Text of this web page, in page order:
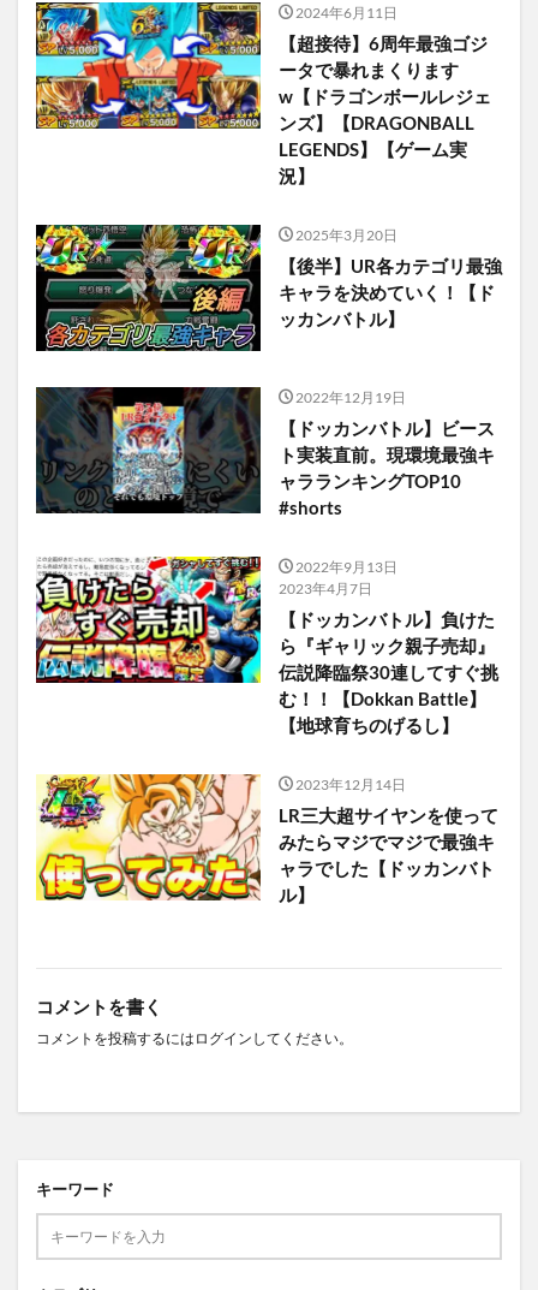
2024年6月11日
【超接待】6周年最強ゴジ
ータで暴れまくります
w【ドラゴンボールレジェ
ンズ】【DRAGONBALL
LEGENDS】【ゲーム実
況】
2025年3月20日
【後半】UR各カテゴリ最強
キャラを決めていく！【ド
ッカンバトル】
2022年12月19日
【ドッカンバトル】ビース
ト実装直前。現環境最強キ
ャラランキングTOP10
#shorts
2022年9月13日
2023年4月7日
【ドッカンバトル】負けた
ら『ギャリック親子売却』
伝説降臨祭30連してすぐ挑
む！！【Dokkan Battle】
【地球育ちのげるし】
2023年12月14日
LR三大超サイヤンを使って
みたらマジでマジで最強キ
ャラでした【ドッカンバト
ル】
コメントを書く
コメントを投稿するには ログイン してください。
キーワード